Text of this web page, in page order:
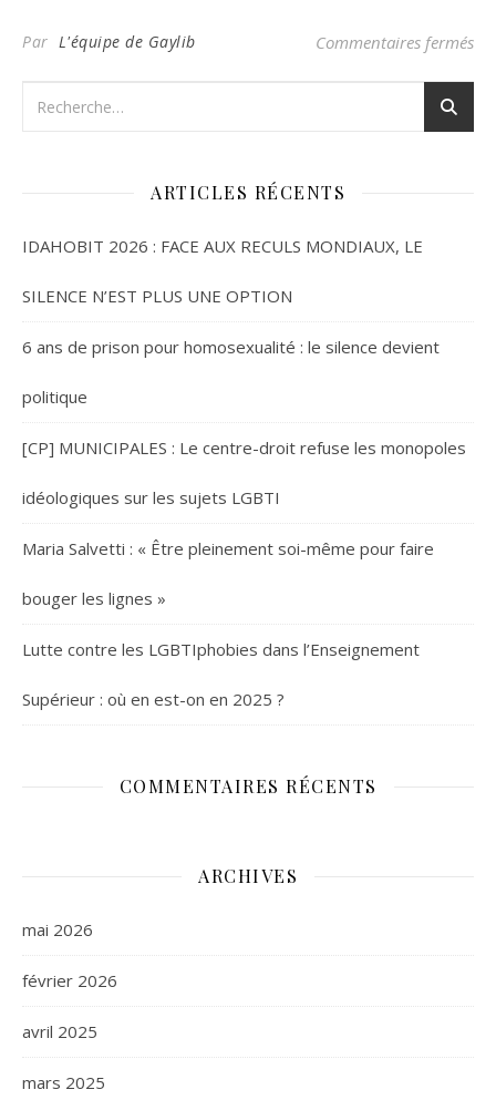
Par L'équipe de Gaylib Commentaires fermés
ARTICLES RÉCENTS
IDAHOBIT 2026 : FACE AUX RECULS MONDIAUX, LE
SILENCE N’EST PLUS UNE OPTION
6 ans de prison pour homosexualité : le silence devient
politique
[CP] MUNICIPALES : Le centre-droit refuse les monopoles
idéologiques sur les sujets LGBTI
Maria Salvetti : « Être pleinement soi-même pour faire
bouger les lignes »
Lutte contre les LGBTIphobies dans l’Enseignement
Supérieur : où en est-on en 2025 ?
COMMENTAIRES RÉCENTS
ARCHIVES
mai 2026
février 2026
avril 2025
mars 2025